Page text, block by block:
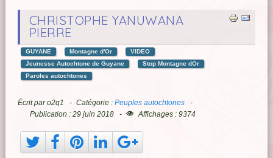
CHRISTOPHE YANUWANA
PIERRE
GUYANE Montagne d'Or
VIDEO
Jeunesse Autochtone de Guyane
Stop Montagne dOr
Paroles autochtones
Écrit paro2q1 Catégorie : Peuples autochtones
Publication : 29 juin 2018
Affichages : 9374